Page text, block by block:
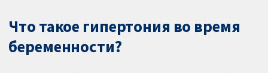
Что такое гипертония во время
беременности?